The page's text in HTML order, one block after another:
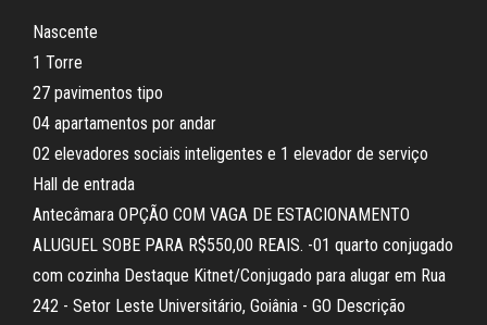
Nascente
1 Torre
27 pavimentos tipo
04 apartamentos por andar
02 elevadores sociais inteligentes e 1 elevador de serviço
Hall de entrada
Antecâmara OPÇÃO COM VAGA DE ESTACIONAMENTO
ALUGUEL SOBE PARA R$550,00 REAIS. -01 quarto conjugado
com cozinha Destaque Kitnet/Conjugado para alugar em Rua
242 - Setor Leste Universitário, Goiânia - GO Descrição